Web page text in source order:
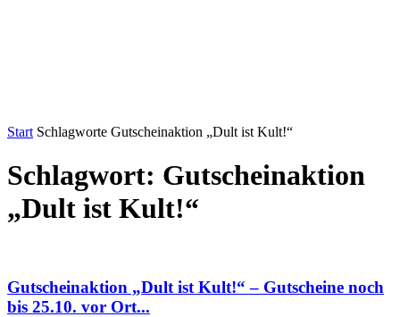
Start Schlagworte Gutscheinaktion „Dult ist Kult!“
Schlagwort: Gutscheinaktion
„Dult ist Kult!“
Gutscheinaktion „Dult ist Kult!“ – Gutscheine noch
bis 25.10. vor Ort...